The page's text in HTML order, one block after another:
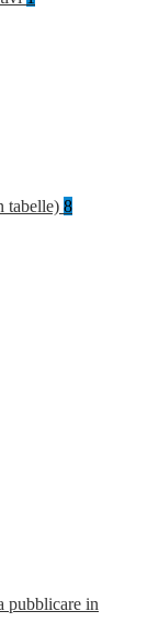
tabelle) 8
pubblicare in